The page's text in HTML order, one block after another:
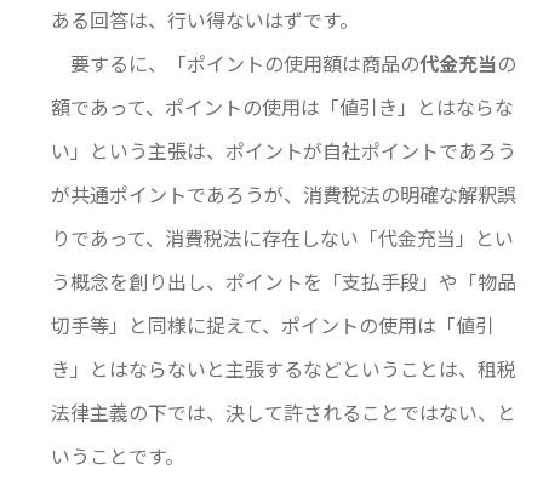
ある回答は、行い得ないはずです。
要するに、「ポイントの使用額は商品の代金充当の
額であって、ポイントの使用は「値引き」とはならな
い」という主張は、ポイントが自社ポイントであろう
が共通ポイントであろうが、消費税法の明確な解釈誤
りであって、消費税法に存在しない「代金充当」とい
う概念を創り出し、ポイントを「支払手段」や「物品
切手等」と同様に捉えて、ポイントの使用は「値引
き」とはならないと主張するなどということは、租税
法律主義の下では、決して許されることではない、と
いうことです。